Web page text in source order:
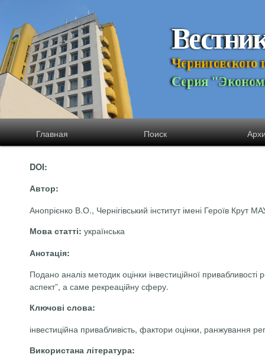
Вестни
Черниговского г
Серия "Эконом
Главная Поиск
DOI:
Автор:
Анопрієнко В.О., Чернігівський інститут імені Героїв Крут
Мова статті: українська
Анотація:
Подано аналіз методик оцінки інвестиційної привабливості
аспект”, а саме рекреаційну сферу.
Ключові слова:
інвестиційна привабливість, фактори оцінки, ранжування
Використана література: